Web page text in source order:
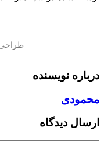
درباره نویسنده
محمودی
ارسال دیدگاه